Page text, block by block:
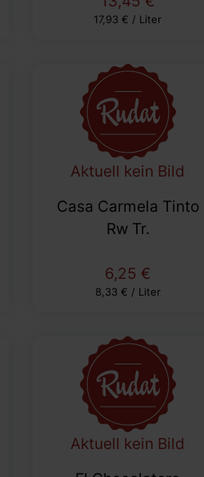
17,93 € / Liter
Aktuell kein Bild
Casa Carmela Tinto
Rw Tr.
6,25 €
8,33 € / Liter
Aktuell kein Bild